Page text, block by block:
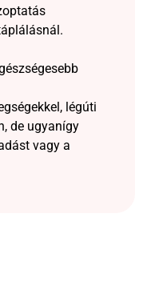
légúti
de ugyanígy
vagy a